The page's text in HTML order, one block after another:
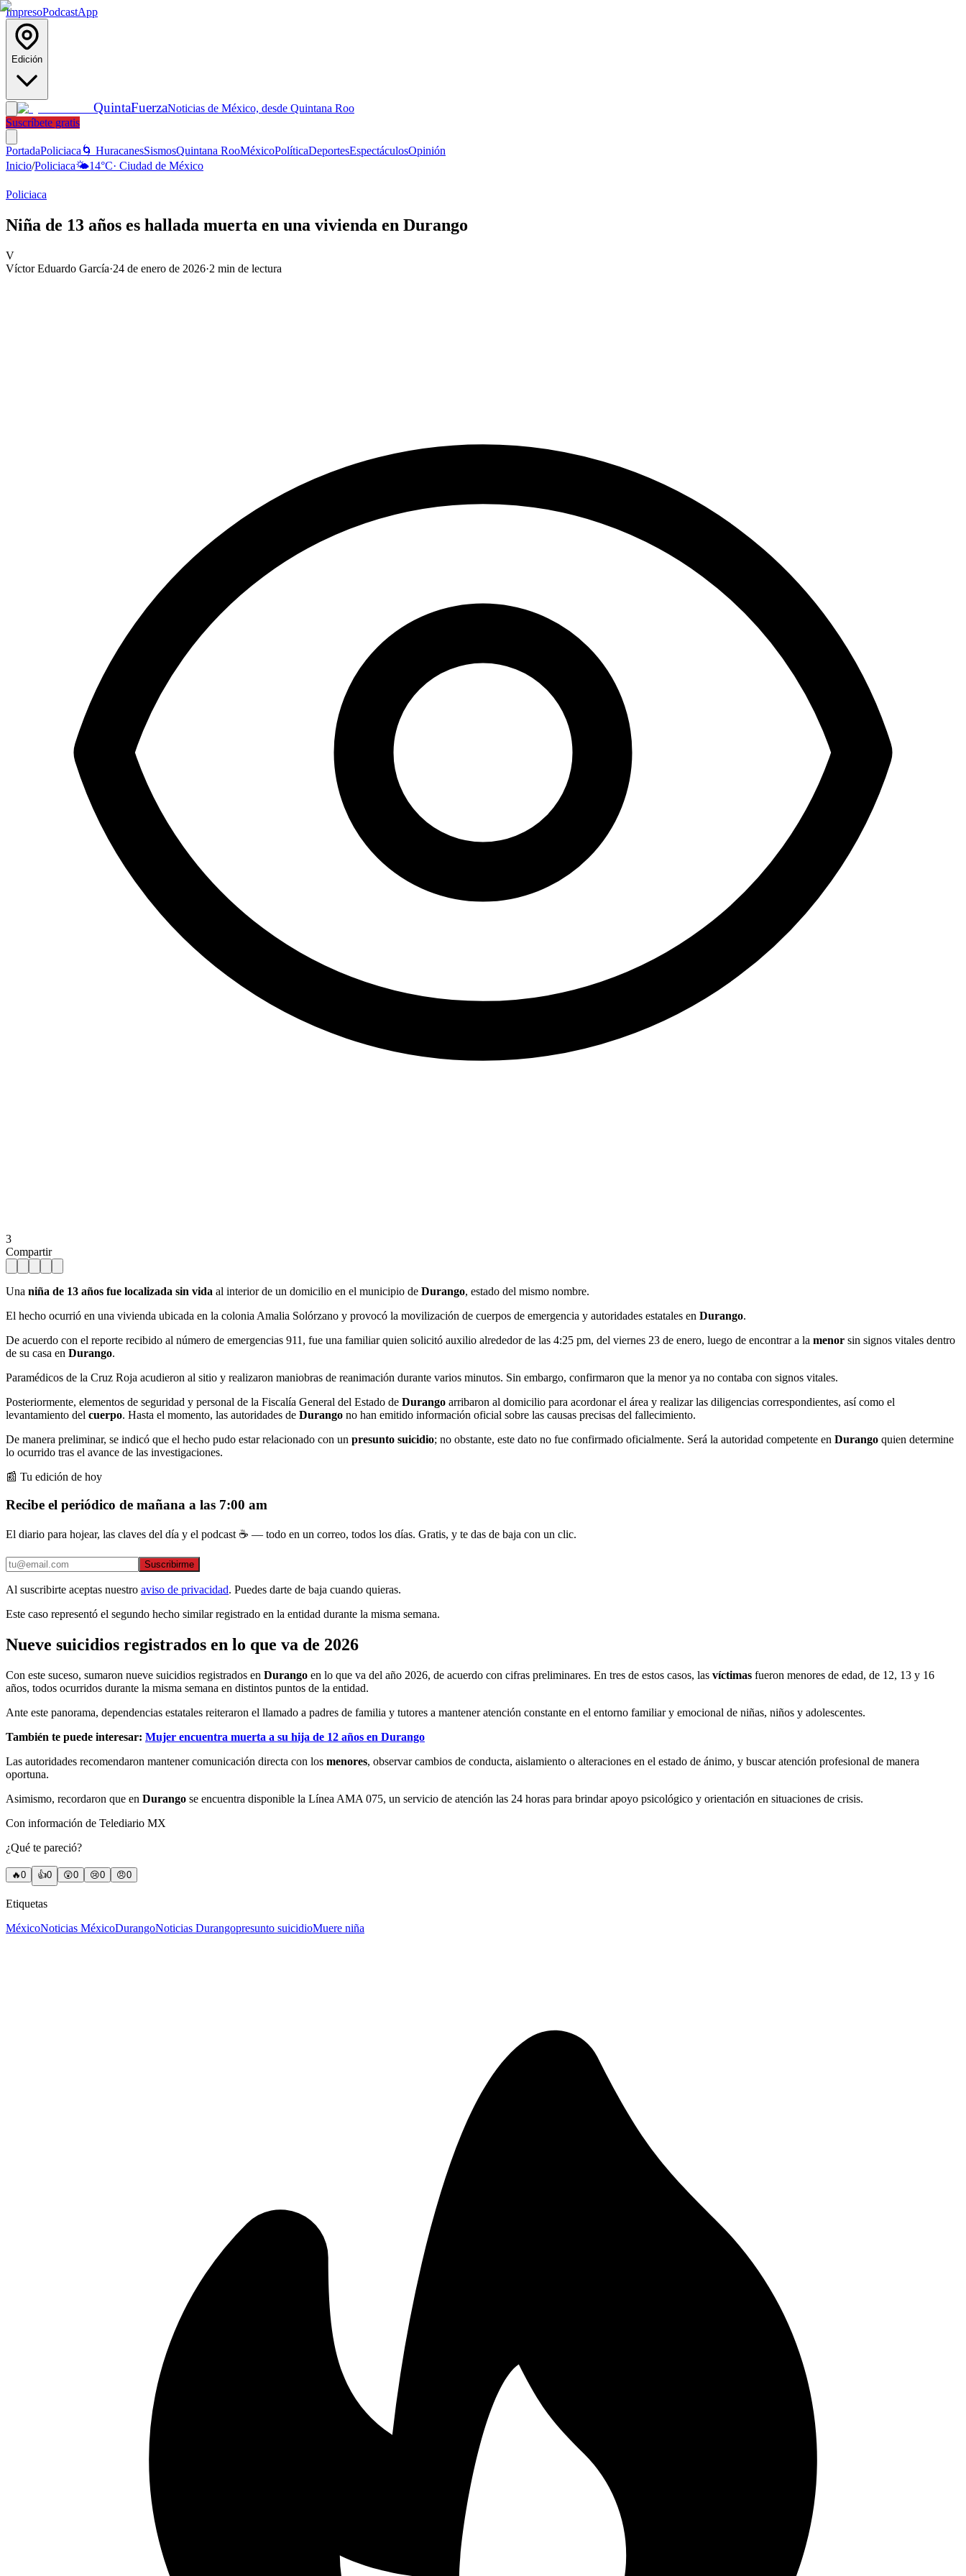
ImpresoPodcastApp
Edición
QuintaFuerzaNoticias de México, desde Quintana Roo
Suscríbete gratis
PortadaPoliciaca 🌀 HuracanesSismosQuintana RooMéxicoPolíticaDeportesEspectáculosOpinión
Inicio/Policiaca🌤️14°C· Ciudad de México
Policiaca
Niña de 13 años es hallada muerta en una vivienda en Durango
V
Víctor Eduardo García·24 de enero de 2026·2 min de lectura
3
Compartir
Una niña de 13 años fue localizada sin vida al interior de un domicilio en el municipio de Durango, estado del mismo nombre.
El hecho ocurrió en una vivienda ubicada en la colonia Amalia Solórzano y provocó la movilización de cuerpos de emergencia y autoridades estatales en Durango.
De acuerdo con el reporte recibido al número de emergencias 911, fue una familiar quien solicitó auxilio alrededor de las 4:25 pm, del viernes 23 de enero, luego de encontrar a la menor sin signos vitales dentro
de su casa en Durango.
Paramédicos de la Cruz Roja acudieron al sitio y realizaron maniobras de reanimación durante varios minutos. Sin embargo, confirmaron que la menor ya no contaba con signos vitales.
Posteriormente, elementos de seguridad y personal de la Fiscalía General del Estado de Durango arribaron al domicilio para acordonar el área y realizar las diligencias correspondientes, así como el
levantamiento del cuerpo. Hasta el momento, las autoridades de Durango no han emitido información oficial sobre las causas precisas del fallecimiento.
De manera preliminar, se indicó que el hecho pudo estar relacionado con un presunto suicidio; no obstante, este dato no fue confirmado oficialmente. Será la autoridad competente en Durango quien determine
lo ocurrido tras el avance de las investigaciones.
📰 Tu edición de hoy
Recibe el periódico de mañana a las 7:00 am
El diario para hojear, las claves del día y el podcast ☕ — todo en un correo, todos los días. Gratis, y te das de baja con un clic.
Suscribirme
Al suscribirte aceptas nuestro aviso de privacidad. Puedes darte de baja cuando quieras.
Este caso representó el segundo hecho similar registrado en la entidad durante la misma semana.
Nueve suicidios registrados en lo que va de 2026
Con este suceso, sumaron nueve suicidios registrados en Durango en lo que va del año 2026, de acuerdo con cifras preliminares. En tres de estos casos, las víctimas fueron menores de edad, de 12, 13 y 16
años, todos ocurridos durante la misma semana en distintos puntos de la entidad.
Ante este panorama, dependencias estatales reiteraron el llamado a padres de familia y tutores a mantener atención constante en el entorno familiar y emocional de niñas, niños y adolescentes.
También te puede interesar: Mujer encuentra muerta a su hija de 12 años en Durango
Las autoridades recomendaron mantener comunicación directa con los menores, observar cambios de conducta, aislamiento o alteraciones en el estado de ánimo, y buscar atención profesional de manera
oportuna.
Asimismo, recordaron que en Durango se encuentra disponible la Línea AMA 075, un servicio de atención las 24 horas para brindar apoyo psicológico y orientación en situaciones de crisis.
Con información de Telediario MX
¿Qué te pareció?
🔥0 👍0 😲0 😢0 😠0
Etiquetas
MéxicoNoticias MéxicoDurangoNoticias Durangopresunto suicidioMuere niña